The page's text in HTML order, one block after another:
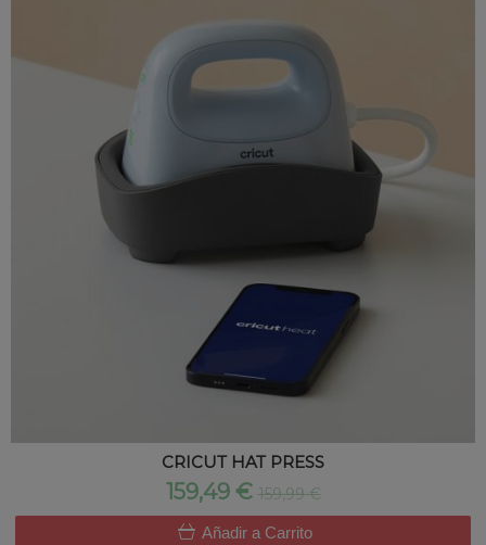
CRICUT HAT PRESS
159,49 € 159,99 €
Añadir a Carrito